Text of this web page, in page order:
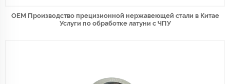
OEM Производство прецизионной нержавеющей стали в Китае
Услуги по обработке латуни с ЧПУ